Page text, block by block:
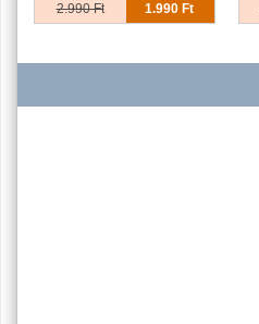
1.990 Ft
2.990 Ft